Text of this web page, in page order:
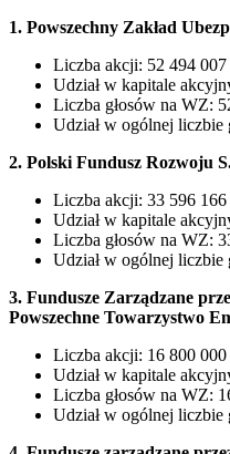
1. Powszechny Zakład
Liczba akcji: 52 494 007
Udział w kapitale
Liczba głosów na WZ:
Udział w ogólnej liczbie
2. Polski Fundusz Rozwoju
Liczba akcji: 33 596 166
Udział w kapitale
Liczba głosów na WZ:
Udział w ogólnej liczbie
3. Fundusze Zarządzane
Powszechne Towarzystwo
Liczba akcji: 16 800 000
Udział w kapitale
Liczba głosów na WZ:
Udział w ogólnej liczbie